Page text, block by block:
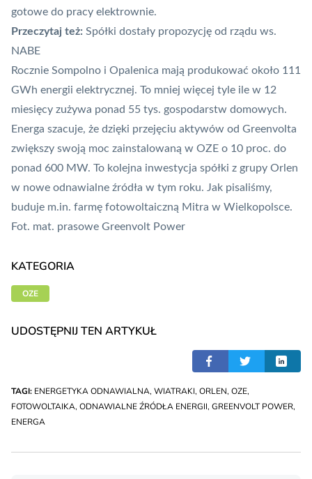
gotowe do pracy elektrownie.
Przeczytaj też: Spółki dostały propozycję od rządu ws.
NABE
Rocznie Sompolno i Opalenica mają produkować około 111
GWh energii elektrycznej. To mniej więcej tyle ile w 12
miesięcy zużywa ponad 55 tys. gospodarstw domowych.
Energa szacuje, że dzięki przejęciu aktywów od Greenvolta
zwiększy swoją moc zainstalowaną w OZE o 10 proc. do
ponad 600 MW. To kolejna inwestycja spółki z grupy Orlen
w nowe odnawialne źródła w tym roku. Jak pisaliśmy,
buduje m.in. farmę fotowoltaiczną Mitra w Wielkopolsce.
Fot. mat. prasowe Greenvolt Power
KATEGORIA
OZE
UDOSTĘPNIJ TEN ARTYKUŁ
TAGI: ENERGETYKA ODNAWIALNA, WIATRAKI, ORLEN, OZE,
FOTOWOLTAIKA, ODNAWIALNE ŹRÓDŁA ENERGII, GREENVOLT POWER,
ENERGA